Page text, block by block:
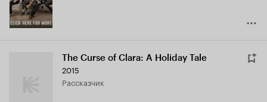
The Curse of Clara: A Holiday Tale
2015
рассказчик